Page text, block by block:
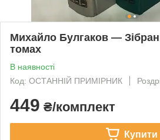
Михайло Булгаков —
томах
В наявності
Код: ОСТАННІЙ ПРИМІРНИК
449 ₴/комплект
Купити